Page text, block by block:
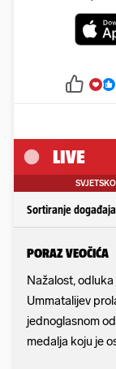
LIVE
Sortiranje događaja
PORAZ VEOČIĆA
Nažalost,
Ummatalijev
jednoglasnom
medalja koju je